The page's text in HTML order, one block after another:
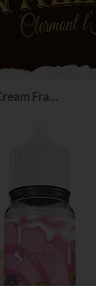
Ice Cream Fraise